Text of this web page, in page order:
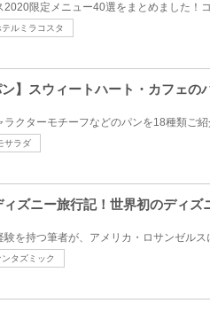
テルミラコスタ
】スウィートハート・カフェの
サラダ
ィズニー旅行記！世界初のディズ
ンタズミック